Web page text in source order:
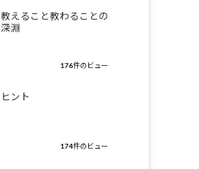
教えること教わることの
深淵
176件のビュー
ヒント
174件のビュー